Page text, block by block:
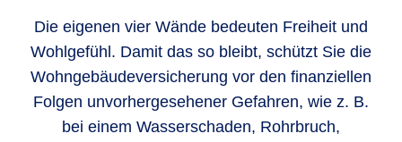
Die eigenen vier Wände bedeuten Freiheit und
Wohlgefühl. Damit das so bleibt, schützt Sie die
Wohngebäudeversicherung vor den finanziellen
Folgen unvorhergesehener Gefahren, wie z. B.
bei einem Wasserschaden, Rohrbruch,